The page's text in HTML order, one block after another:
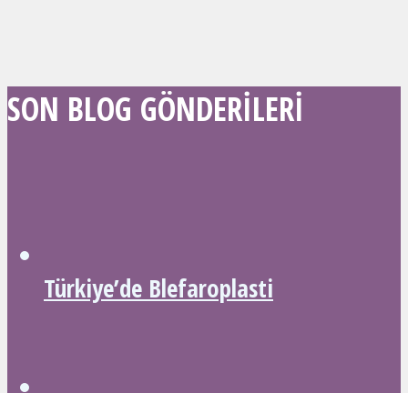
SON BLOG GÖNDERILERI
Türkiye’de Blefaroplasti